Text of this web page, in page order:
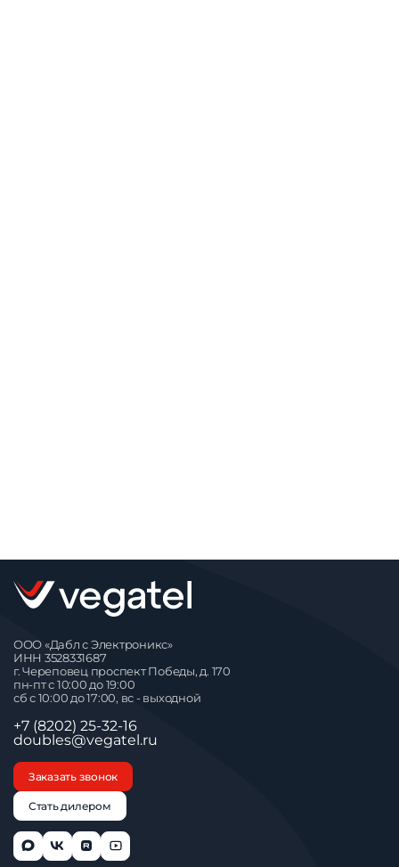
ООО «Дабл с Электроникс»
ИНН 3528331687
г. Череповец проспект Победы, д. 170
пн-пт с 10:00 до 19:00
сб с 10:00 до 17:00, вс - выходной
+7 (8202) 25-32-16
doubles@vegatel.ru
Заказать звонок
Стать дилером